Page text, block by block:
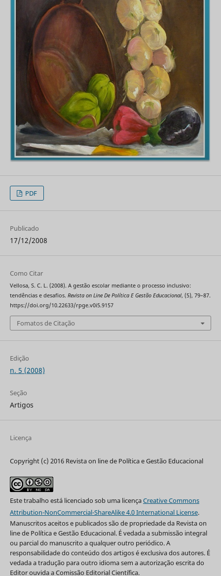
PDF
Publicado
17/12/2008
Como Citar
Vellosa, S. C. L. (2008). A gestão escolar mediante o processo inclusivo:
tendências e desafios. Revista on Line De Política E Gestão Educacional, (5), 79–87.
https://doi.org/10.22633/rpge.v0i5.9157
Fomatos de Citação
Edição
n. 5 (2008)
Seção
Artigos
Licença
Copyright (c) 2016 Revista on line de Política e Gestão Educacional
Este trabalho está licenciado sob uma licençaCreative Commons
Attribution-NonCommercial-ShareAlike 4.0 International License.
Manuscritos aceitos e publicados são de propriedade da Revista on
line de Política e Gestão Educacional. É vedada a submissão integral
ou parcial do manuscrito a qualquer outro periódico. A
responsabilidade do conteúdo dos artigos é exclusiva dos autores. É
vedada a tradução para outro idioma sem a autorização escrita do
Editor ouvida a Comissão Editorial Científica.